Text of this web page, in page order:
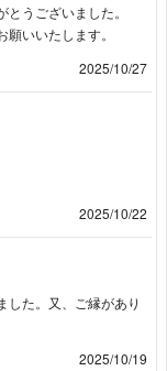
うございました。
いいたします。
2025/10/27
2025/10/22
した。又、ご縁があり
2025/10/19